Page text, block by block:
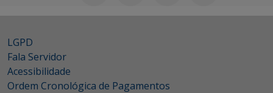
LGPD
Fala Servidor
Acessibilidade
Ordem Cronológica de Pagamentos